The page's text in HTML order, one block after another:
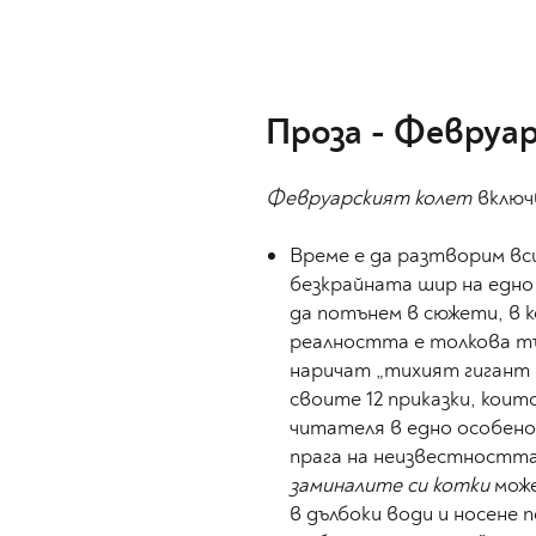
Проза -
Февруарският колет
Време е да разтворим
безкрайната шир на
да потънем в сюжети, в
реалността е толкова
наричат „тихият
своите 12 приказки,
читателя в едно
прага на
заминалите си котки
в дълбоки води и